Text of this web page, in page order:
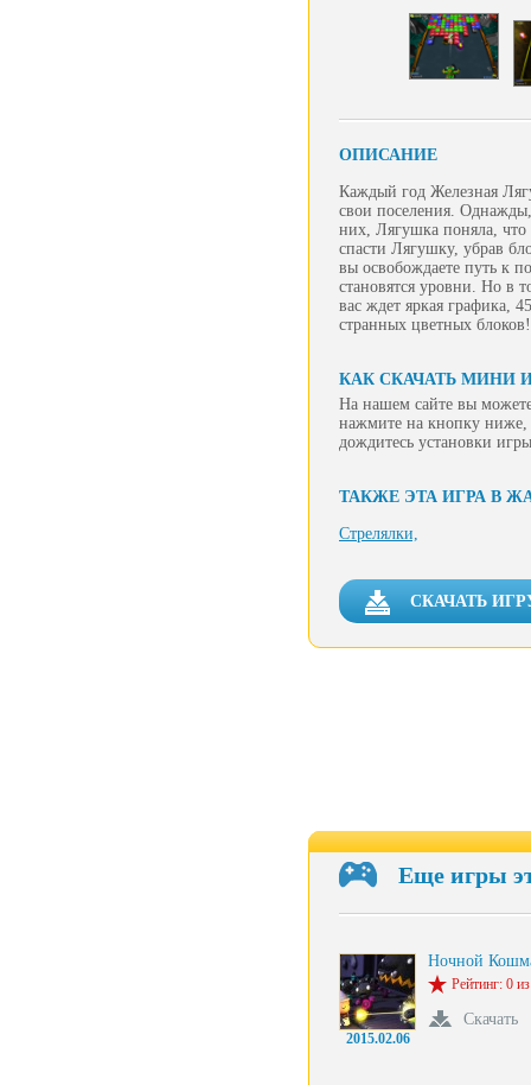
ОПИСАНИЕ
Каждый год Железная
свои поселения.
них, Лягушка поняла,
спасти Лягушку, убрав
вы освобождаете путь к
становятся уровни. Но в
вас ждет яркая графика,
странных цветных блоков!
КАК СКАЧАТЬ МИНИ
На нашем сайте вы
нажмите на кнопку ниже,
дождитесь установки
ТАКЖЕ ЭТА ИГРА В
Стрелялки,
СКАЧАТЬ
Еще игры
2015.02.06
Ночной
Рейтинг: 0
Скачать